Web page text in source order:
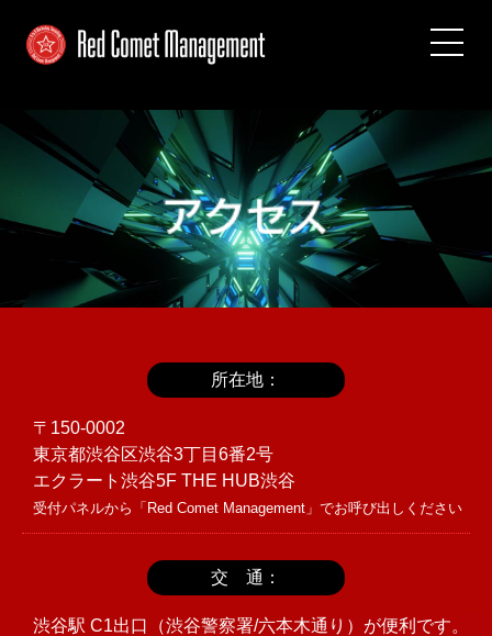
所在地：
〒150-0002
東京都渋谷区渋谷3丁目6番2号
エクラート渋谷5F THE HUB渋谷
受付パネルから「Red Comet Management」でお呼び出しください
交 通：
渋谷駅 C1出口（渋谷警察署/六本木通り）が便利です。